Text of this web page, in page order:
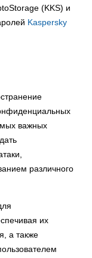
(KKS) и
Kaspersky
важных
различного
их
а также